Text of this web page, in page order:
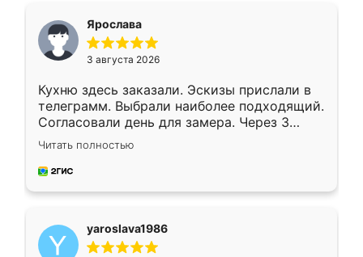
Ярослава
3 августа 2026
Кухню здесь заказали. Эскизы прислали в
телеграмм. Выбрали наиболее подходящий.
Согласовали день для замера. Через 3
недели кухня была уже готова. Остались
довольны работой. Спасибо Ренессанс
мебель за качественную работу!
Читать полностью
yaroslava1986